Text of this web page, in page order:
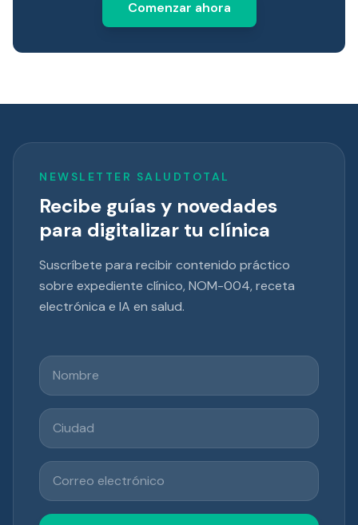
Comenzar ahora
NEWSLETTER SALUDTOTAL
Recibe guías y novedades
para digitalizar tu clínica
Suscríbete para recibir contenido práctico
sobre expediente clínico, NOM-004, receta
electrónica e IA en salud.
Nombre
Ciudad
Correo electrónico